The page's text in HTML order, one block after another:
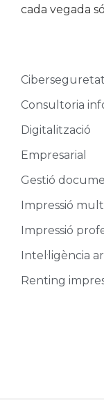
cada vegada
Ciberseguretat
Consultoria
Digitalització
Empresarial
Gestió
Impressió
Impressió
Intel·ligència
Renting